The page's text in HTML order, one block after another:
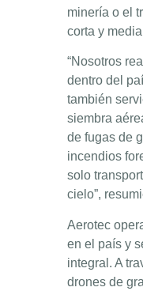
minería o el
corta y
“Nosotros
dentro del
también
siembra
de fugas de
incendios
solo
cielo”,
Aerotec
en el país y
integral. A
drones de